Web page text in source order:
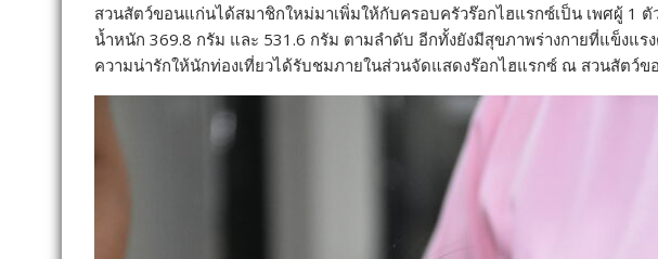
สวนสัตว์ขอนแก่นได้สมาชิกใหม่มาเพิ่มให้กับครอบครัวร๊อกไฮแรกซ์เป็น เพศผู้ 1
น้ำหนัก 369.8 กรัม และ 531.6 กรัม ตามลำดับ อีกทั้งยังมีสุขภาพร่างกายที่แข็งแร
ความน่ารักให้นักท่องเที่ยวได้รับชมภายในส่วนจัดแสดงร๊อกไฮแรกซ์ ณ สวนสัตว์ข